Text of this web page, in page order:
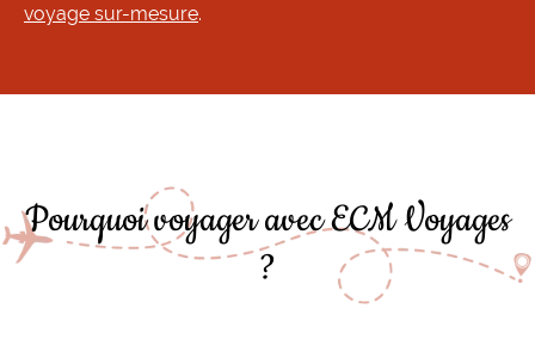
voyage sur-mesure.
Pourquoi voyager avec ECM Voyages
?